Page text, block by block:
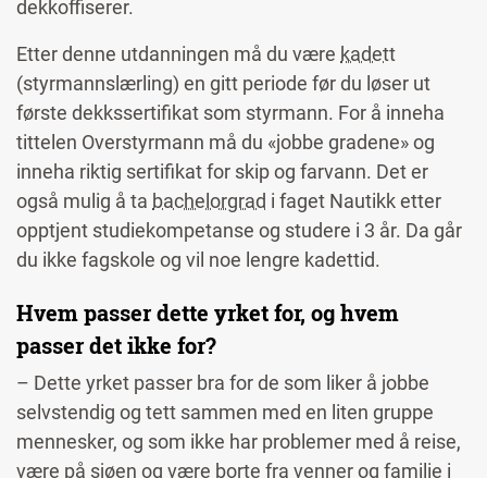
dekkoffiserer.
Etter denne utdanningen må du være kadett
(styrmannslærling) en gitt periode før du løser ut
første dekkssertifikat som styrmann. For å inneha
tittelen Overstyrmann må du «jobbe gradene» og
inneha riktig sertifikat for skip og farvann. Det er
også mulig å ta bachelorgrad i faget Nautikk etter
opptjent studiekompetanse og studere i 3 år. Da går
du ikke fagskole og vil noe lengre kadettid.
Hvem passer dette yrket for, og hvem
passer det ikke for?
– Dette yrket passer bra for de som liker å jobbe
selvstendig og tett sammen med en liten gruppe
mennesker, og som ikke har problemer med å reise,
være på sjøen og være borte fra venner og familie i